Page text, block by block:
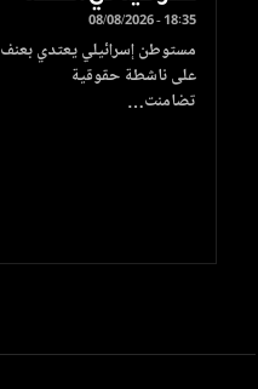
08/08/2026 - 18:35
مستوطن إسرائيلي يعتدي بعنف
على ناشطة حقوقية
تضامنت…